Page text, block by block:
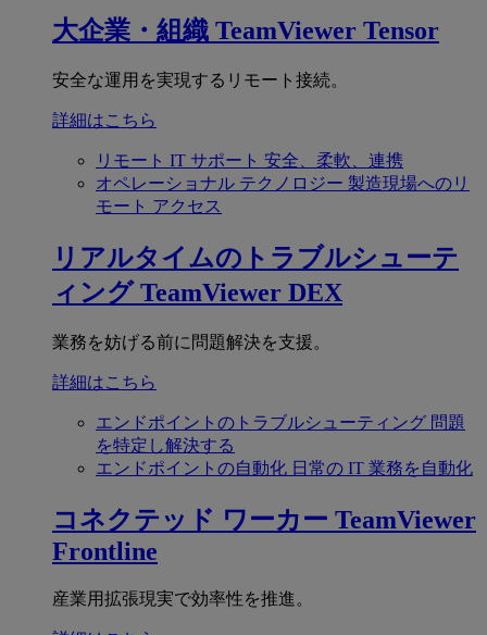
大企業・組織 TeamViewer Tensor
安全な運用を実現するリモート接続。
詳細はこちら
リモート IT サポート 安全、柔軟、連携
オペレーショナル テクノロジー 製造現場へのリ
モート アクセス
リアルタイムのトラブルシューテ
ィング TeamViewer DEX
業務を妨げる前に問題解決を支援。
詳細はこちら
エンドポイントのトラブルシューティング 問題
を特定し解決する
エンドポイントの自動化 日常の IT 業務を自動化
コネクテッド ワーカー TeamViewer
Frontline
産業用拡張現実で効率性を推進。